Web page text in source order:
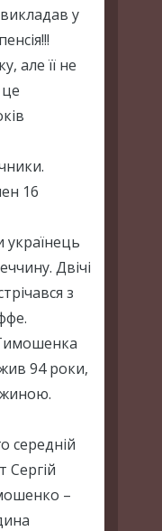
викладав у
але її не
16
українець
Двічі
з
94 роки,
середній
Сергій
–